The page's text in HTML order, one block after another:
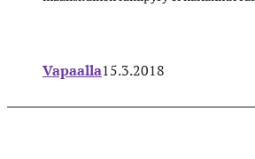
Vapaalla15.3.2018